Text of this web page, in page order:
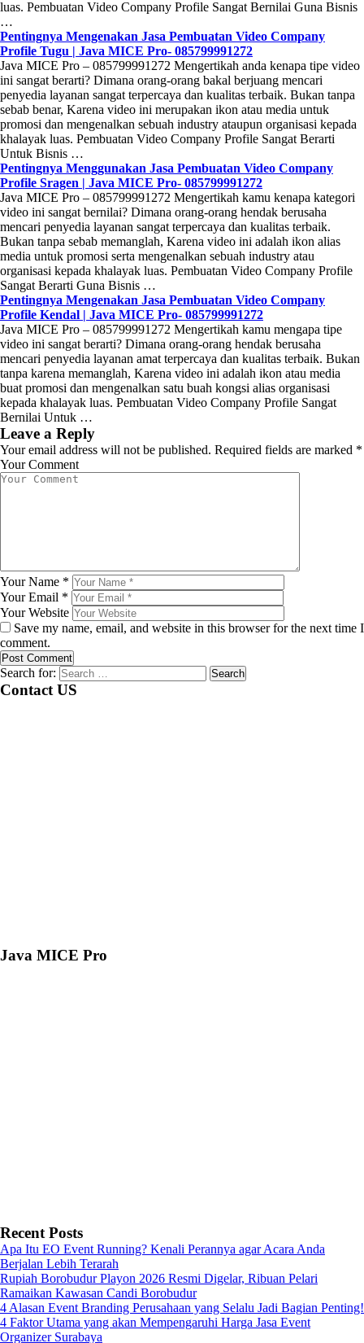
luas. Pembuatan Video Company Profile Sangat Bernilai Guna Bisnis
…
Pentingnya Mengenakan Jasa Pembuatan Video Company
Profile Tugu | Java MICE Pro- 085799991272
Java MICE Pro – 085799991272 Mengertikah anda kenapa tipe video
ini sangat berarti? Dimana orang-orang bakal berjuang mencari
penyedia layanan sangat terpercaya dan kualitas terbaik. Bukan tanpa
sebab benar, Karena video ini merupakan ikon atau media untuk
promosi dan mengenalkan sebuah industry ataupun organisasi kepada
khalayak luas. Pembuatan Video Company Profile Sangat Berarti
Untuk Bisnis …
Pentingnya Menggunakan Jasa Pembuatan Video Company
Profile Sragen | Java MICE Pro- 085799991272
Java MICE Pro – 085799991272 Mengertikah kamu kenapa kategori
video ini sangat bernilai? Dimana orang-orang hendak berusaha
mencari penyedia layanan sangat terpercaya dan kualitas terbaik.
Bukan tanpa sebab memanglah, Karena video ini adalah ikon alias
media untuk promosi serta mengenalkan sebuah industry atau
organisasi kepada khalayak luas. Pembuatan Video Company Profile
Sangat Berarti Guna Bisnis …
Pentingnya Mengenakan Jasa Pembuatan Video Company
Profile Kendal | Java MICE Pro- 085799991272
Java MICE Pro – 085799991272 Mengertikah kamu mengapa tipe
video ini sangat berarti? Dimana orang-orang hendak berusaha
mencari penyedia layanan amat terpercaya dan kualitas terbaik. Bukan
tanpa karena memanglah, Karena video ini adalah ikon atau media
buat promosi dan mengenalkan satu buah kongsi alias organisasi
kepada khalayak luas. Pembuatan Video Company Profile Sangat
Bernilai Untuk …
Leave a Reply
Your email address will not be published. Required fields are marked *
Your Comment
Your Name *
Your Email *
Your Website
Save my name, email, and website in this browser for the next time I
comment.
Search for:
Contact US
Java MICE Pro
Recent Posts
Apa Itu EO Event Running? Kenali Perannya agar Acara Anda
Berjalan Lebih Terarah
Rupiah Borobudur Playon 2026 Resmi Digelar, Ribuan Pelari
Ramaikan Kawasan Candi Borobudur
4 Alasan Event Branding Perusahaan yang Selalu Jadi Bagian Penting!
4 Faktor Utama yang akan Mempengaruhi Harga Jasa Event
Organizer Surabaya